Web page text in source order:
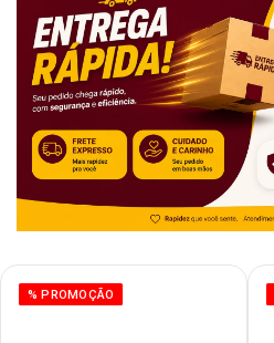
% PROMOÇÃO